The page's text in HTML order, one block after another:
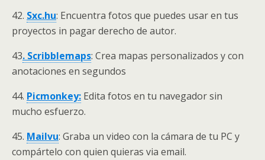
42. Sxc.hu: Encuentra fotos que puedes usar en tus
proyectos in pagar derecho de autor.
43. Scribblemaps: Crea mapas personalizados y con
anotaciones en segundos
44. Picmonkey: Edita fotos en tu navegador sin
mucho esfuerzo.
45. Mailvu: Graba un video con la cámara de tu PC y
compártelo con quien quieras via email.